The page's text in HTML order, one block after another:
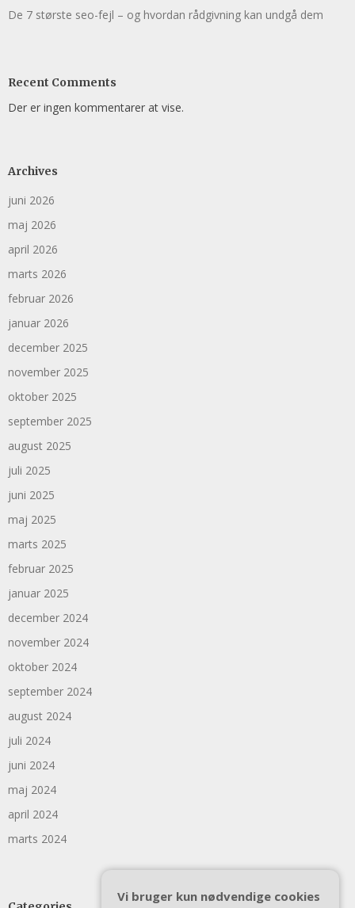
De 7 største seo-fejl – og hvordan rådgivning kan undgå dem
Recent Comments
Der er ingen kommentarer at vise.
Archives
juni 2026
maj 2026
april 2026
marts 2026
februar 2026
januar 2026
december 2025
november 2025
oktober 2025
september 2025
august 2025
juli 2025
juni 2025
maj 2025
marts 2025
februar 2025
januar 2025
december 2024
november 2024
oktober 2024
september 2024
august 2024
juli 2024
juni 2024
maj 2024
april 2024
marts 2024
Vi bruger kun nødvendige cookies